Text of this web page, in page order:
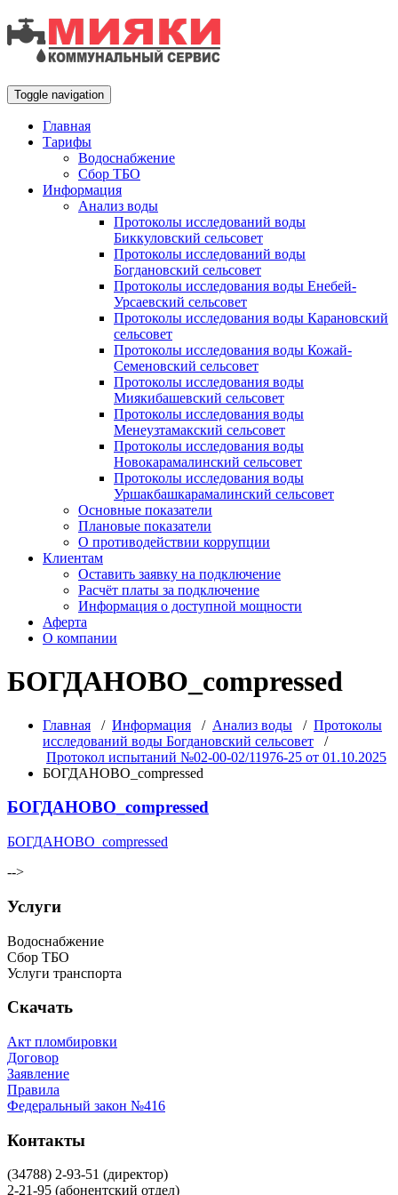
Toggle navigation
Главная
Тарифы
Водоснабжение
Сбор ТБО
Информация
Анализ воды
Протоколы исследований воды
Биккуловский сельсовет
Протоколы исследований воды
Богдановский сельсовет
Протоколы исследования воды Енебей-
Урсаевский сельсовет
Протоколы исследования воды Карановский
сельсовет
Протоколы исследования воды Кожай-
Семеновский сельсовет
Протоколы исследования воды
Миякибашевский сельсовет
Протоколы исследования воды
Менеузтамакский сельсовет
Протоколы исследования воды
Новокарамалинский сельсовет
Протоколы исследования воды
Уршакбашкарамалинский сельсовет
Основные показатели
Плановые показатели
О противодействии коррупции
Клиентам
Оставить заявку на подключение
Расчёт платы за подключение
Информация о доступной мощности
Аферта
О компании
БОГДАНОВО_compressed
Главная / Информация / Анализ воды / Протоколы
исследований воды Богдановский сельсовет /
Протокол испытаний №02-00-02/11976-25 от 01.10.2025
БОГДАНОВО_compressed
БОГДАНОВО_compressed
БОГДАНОВО_compressed
-->
Услуги
Водоснабжение
Сбор ТБО
Услуги транспорта
Скачать
Акт пломбировки
Договор
Заявление
Правила
Федеральный закон №416
Контакты
(34788) 2-93-51 (директор)
2-21-95 (абонентский отдел)